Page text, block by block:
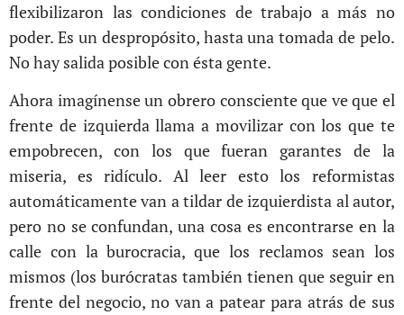
flexibilizaron las condiciones de trabajo a más no
poder. Es un despropósito, hasta una tomada de pelo.
No hay salida posible con ésta gente.
Ahora imagínense un obrero consciente que ve que el
frente de izquierda llama a movilizar con los que te
empobrecen, con los que fueran garantes de la
miseria, es ridículo. Al leer esto los reformistas
automáticamente van a tildar de izquierdista al autor,
pero no se confundan, una cosa es encontrarse en la
calle con la burocracia, que los reclamos sean los
mismos (los burócratas también tienen que seguir en
frente del negocio, no van a patear para atrás de sus